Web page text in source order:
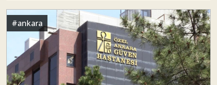
#ankara